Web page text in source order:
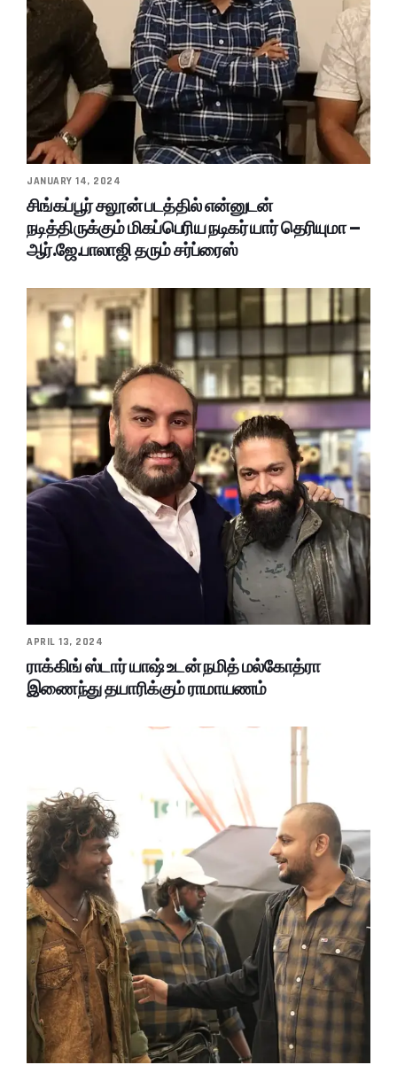
JANUARY 14, 2024
சிங்கப்பூர் சலூன் படத்தில் என்னுடன்
நடித்திருக்கும் மிகப்பெரிய நடிகர் யார் தெரியுமா –
ஆர்.ஜே.பாலாஜி தரும் சர்ப்ரைஸ்
APRIL 13, 2024
ராக்கிங் ஸ்டார் யாஷ் உடன் நமித் மல்கோத்ரா
இணைந்து தயாரிக்கும் ராமாயணம்